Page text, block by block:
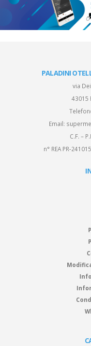
PALADINI
via
43015
Email:
C.F. –
n° REA PR-